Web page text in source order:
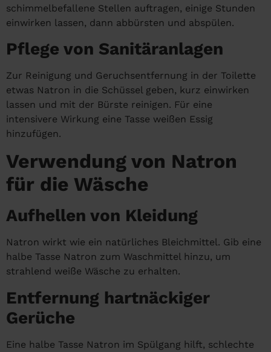
schimmelbefallene Stellen auftragen, einige Stunden
einwirken lassen, dann abbürsten und abspülen.
Pflege von Sanitäranlagen
Zur Reinigung und Geruchsentfernung in der Toilette
etwas Natron in die Schüssel geben, kurz einwirken
lassen und mit der Bürste reinigen. Für eine
intensivere Wirkung eine Tasse weißen Essig
hinzufügen.
Verwendung von Natron
für die Wäsche
Aufhellen von Kleidung
Natron wirkt wie ein natürliches Bleichmittel. Gib eine
halbe Tasse Natron zum Waschmittel hinzu, um
strahlend weiße Wäsche zu erhalten.
Entfernung hartnäckiger
Gerüche
Eine halbe Tasse Natron im Spülgang hilft, schlechte